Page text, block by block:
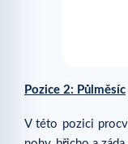
Pozice 2: Půlměsíc
V této pozici